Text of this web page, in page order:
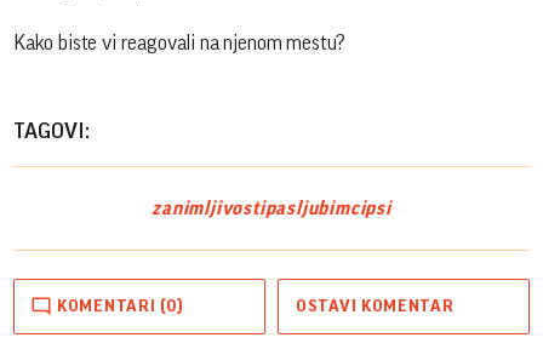
Kako biste vi reagovali na njenom mestu?
TAGOVI:
zanimljivostipasljubimcipsi
KOMENTARI (0) OSTAVI KOMENTAR